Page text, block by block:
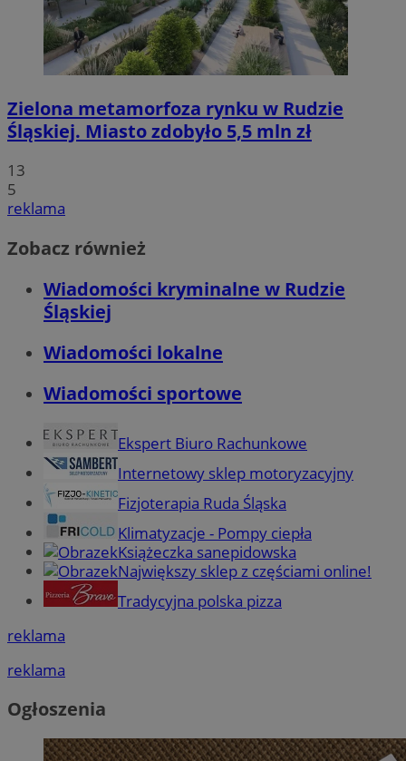
Zielona metamorfoza rynku w Rudzie
Śląskiej. Miasto zdobyło 5,5 mln zł
13
5
reklama
Zobacz również
Wiadomości kryminalne w Rudzie
Śląskiej
Wiadomości lokalne
Wiadomości sportowe
Ekspert Biuro Rachunkowe
Internetowy sklep motoryzacyjny
Fizjoterapia Ruda Śląska
Klimatyzacje - Pompy ciepła
Książeczka sanepidowska
Największy sklep z częściami online!
Tradycyjna polska pizza
reklama
reklama
Ogłoszenia